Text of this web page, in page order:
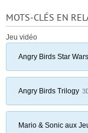
MOTS-CLÉS EN
Jeu vidéo
Angry Birds Star Wars
Angry Birds Trilogy
Mario & Sonic aux